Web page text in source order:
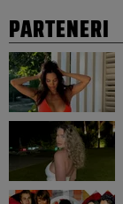
PARTENERI